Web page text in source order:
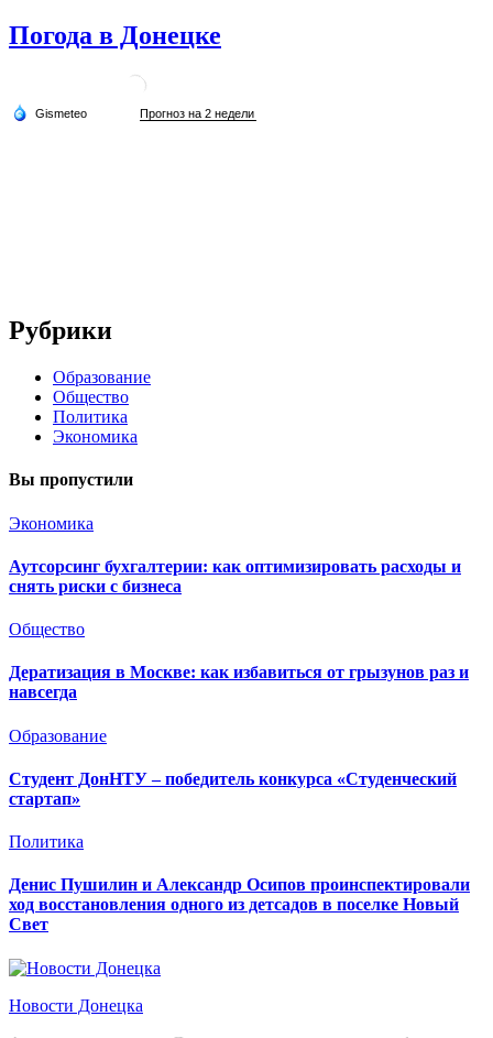
Погода в Донецке
Рубрики
Образование
Общество
Политика
Экономика
Вы пропустили
Экономика
Аутсорсинг бухгалтерии: как оптимизировать расходы и
снять риски с бизнеса
Общество
Дератизация в Москве: как избавиться от грызунов раз и
навсегда
Образование
Студент ДонНТУ – победитель конкурса «Студенческий
стартап»
Политика
Денис Пушилин и Александр Осипов проинспектировали
ход восстановления одного из детсадов в поселке Новый
Свет
Новости Донецка